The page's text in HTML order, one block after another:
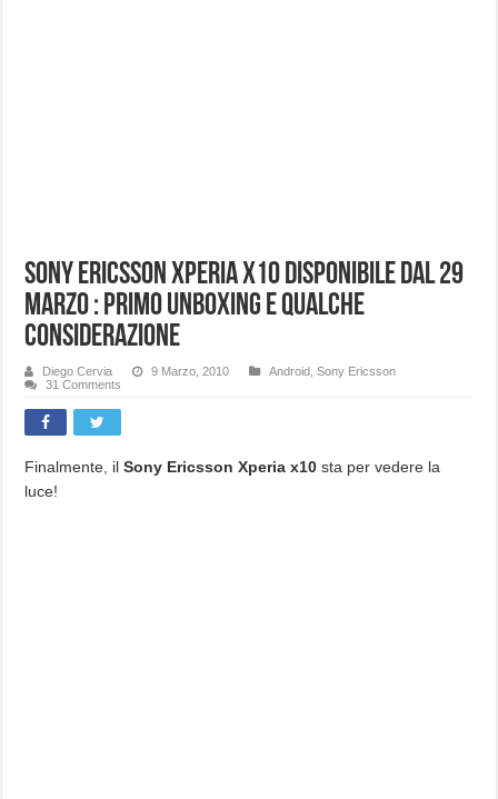
Sony Ericsson Xperia X10 disponibile dal 29
Marzo : Primo unboxing e qualche
considerazione
Diego Cervia 9 Marzo, 2010 Android ,Sony Ericsson
31 Comments
Finalmente, ilSony Ericsson Xperia x10 sta per vedere la
luce!